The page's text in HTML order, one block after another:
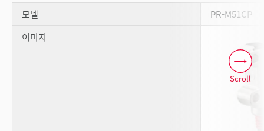
모델
PR-M51CP
이미지
Scroll